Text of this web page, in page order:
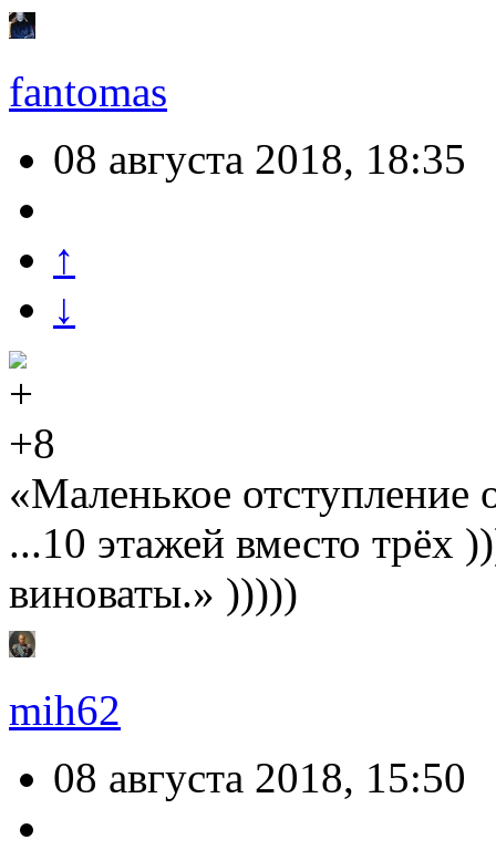
fantomas
08 августа 2018, 18:35
↑
↓
+8
«Маленькое отступление
...10 этажей вместо
виноваты.» )))))
mih62
08 августа 2018, 15:50